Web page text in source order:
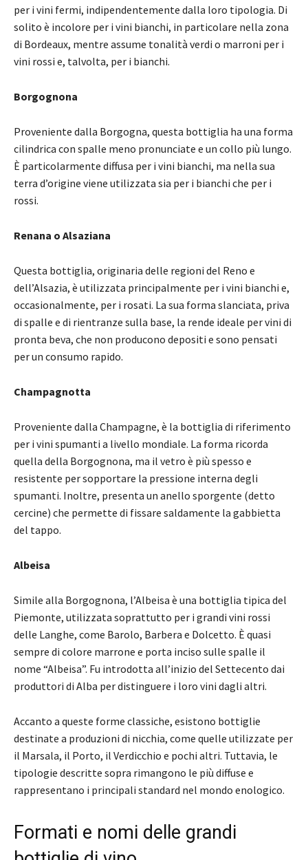
per i vini fermi, indipendentemente dalla loro tipologia. Di
solito è incolore per i vini bianchi, in particolare nella zona
di Bordeaux, mentre assume tonalità verdi o marroni per i
vini rossi e, talvolta, per i bianchi.
Borgognona
Proveniente dalla Borgogna, questa bottiglia ha una forma
cilindrica con spalle meno pronunciate e un collo più lungo.
È particolarmente diffusa per i vini bianchi, ma nella sua
terra d’origine viene utilizzata sia per i bianchi che per i
rossi.
Renana o Alsaziana
Questa bottiglia, originaria delle regioni del Reno e
dell’Alsazia, è utilizzata principalmente per i vini bianchi e,
occasionalmente, per i rosati. La sua forma slanciata, priva
di spalle e di rientranze sulla base, la rende ideale per vini di
pronta beva, che non producono depositi e sono pensati
per un consumo rapido.
Champagnotta
Proveniente dalla Champagne, è la bottiglia di riferimento
per i vini spumanti a livello mondiale. La forma ricorda
quella della Borgognona, ma il vetro è più spesso e
resistente per sopportare la pressione interna degli
spumanti. Inoltre, presenta un anello sporgente (detto
cercine) che permette di fissare saldamente la gabbietta
del tappo.
Albeisa
Simile alla Borgognona, l’Albeisa è una bottiglia tipica del
Piemonte, utilizzata soprattutto per i grandi vini rossi
delle Langhe, come Barolo, Barbera e Dolcetto. È quasi
sempre di colore marrone e porta inciso sulle spalle il
nome “Albeisa”. Fu introdotta all’inizio del Settecento dai
produttori di Alba per distinguere i loro vini dagli altri.
Accanto a queste forme classiche, esistono bottiglie
destinate a produzioni di nicchia, come quelle utilizzate per
il Marsala, il Porto, il Verdicchio e pochi altri. Tuttavia, le
tipologie descritte sopra rimangono le più diffuse e
rappresentano i principali standard nel mondo enologico.
Formati e nomi delle grandi